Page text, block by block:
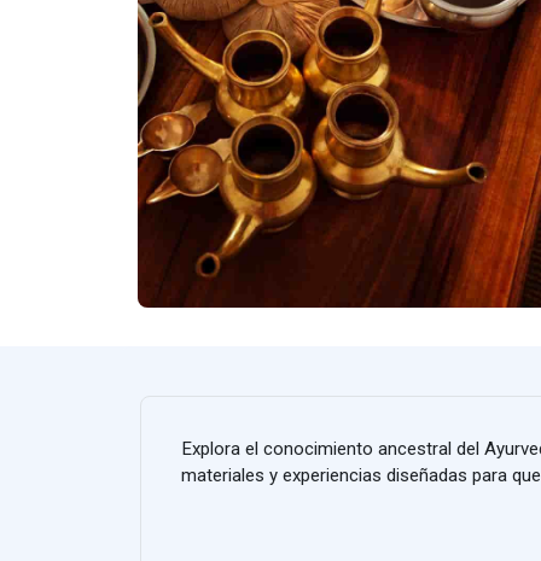
Explora el conocimiento ancestral del
materiales y experiencias diseñadas para